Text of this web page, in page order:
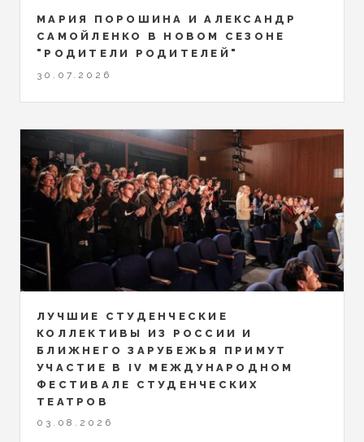
МАРИЯ ПОРОШИНА И АЛЕКСАНДР
САМОЙЛЕНКО В НОВОМ СЕЗОНЕ
"РОДИТЕЛИ РОДИТЕЛЕЙ"
30.07.2026
ЛУЧШИЕ СТУДЕНЧЕСКИЕ
КОЛЛЕКТИВЫ ИЗ РОССИИ И
БЛИЖНЕГО ЗАРУБЕЖЬЯ ПРИМУТ
УЧАСТИЕ В IV МЕЖДУНАРОДНОМ
ФЕСТИВАЛЕ СТУДЕНЧЕСКИХ
ТЕАТРОВ
03.08.2026